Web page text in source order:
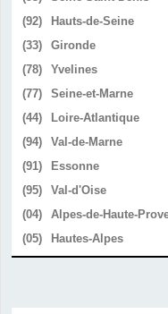
(92)
Hauts-de-Seine
(33)
Gironde
(78)
Yvelines
(77)
Seine-et-Marne
(44)
Loire-Atlantique
(94)
Val-de-Marne
(91)
Essonne
(95)
Val-d'Oise
(04)
Alpes-de-Haute-
(05)
Hautes-Alpes